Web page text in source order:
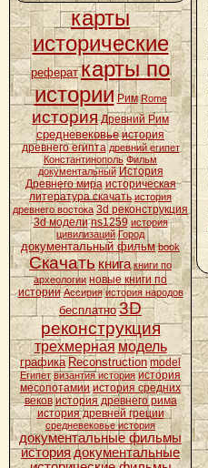
карты
исторические
реферат карты по
истории Рим Rome
история Древний Рим
средневековье история
древнего египта древний египет
Константинополь Фильм
документальный История
Древнего мира историческая
литература скачать история
древнего востока 3d реконструкция
3d модели ns1259 история
цивилизаций Город
документальный фильм book
Скачать книга книги по
археологии новые книги по
истории Ассирия история народов
бесплатно 3D
реконструкция
трехмерная модель
графика Reconstruction model
Египет византия история история
месопотамии история средних
веков история древнего рима
история древней греции
средневековье история
документальные фильмы
история документальные